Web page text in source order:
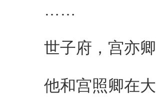
……
世子府，宫亦卿
他和宫照卿在大